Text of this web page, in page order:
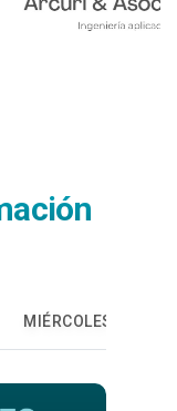
MIÉRCOLES